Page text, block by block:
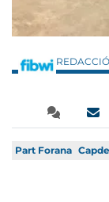
Part Forana